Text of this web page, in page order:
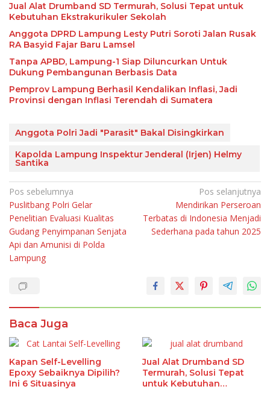
Jual Alat Drumband SD Termurah, Solusi Tepat untuk
Kebutuhan Ekstrakurikuler Sekolah
Anggota DPRD Lampung Lesty Putri Soroti Jalan Rusak
RA Basyid Fajar Baru Lamsel
Tanpa APBD, Lampung-1 Siap Diluncurkan Untuk
Dukung Pembangunan Berbasis Data
Pemprov Lampung Berhasil Kendalikan Inflasi, Jadi
Provinsi dengan Inflasi Terendah di Sumatera
Anggota Polri Jadi "Parasit" Bakal Disingkirkan
Kapolda Lampung Inspektur Jenderal (Irjen) Helmy
Santika
Navigasi
pos
Pos sebelumnya
Puslitbang Polri Gelar
Penelitian Evaluasi Kualitas
Gudang Penyimpanan Senjata
Api dan Amunisi di Polda
Lampung
Pos selanjutnya
Mendirikan Perseroan
Terbatas di Indonesia Menjadi
Sederhana pada tahun 2025
Baca Juga
Kapan Self-Levelling
Epoxy Sebaiknya Dipilih?
Ini 6 Situasinya
Jual Alat Drumband SD
Termurah, Solusi Tepat
untuk Kebutuhan